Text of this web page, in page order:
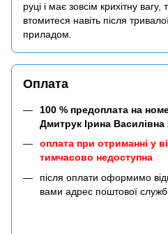
руці і має зовсім крихітну
втомитеся навіть після
приладом.
Оплата
100 % предоплата на
Дмитрук Ірина
оплата при отриманні у
тимчасово недоступна
після оплати оформимо
вами адрес поштової